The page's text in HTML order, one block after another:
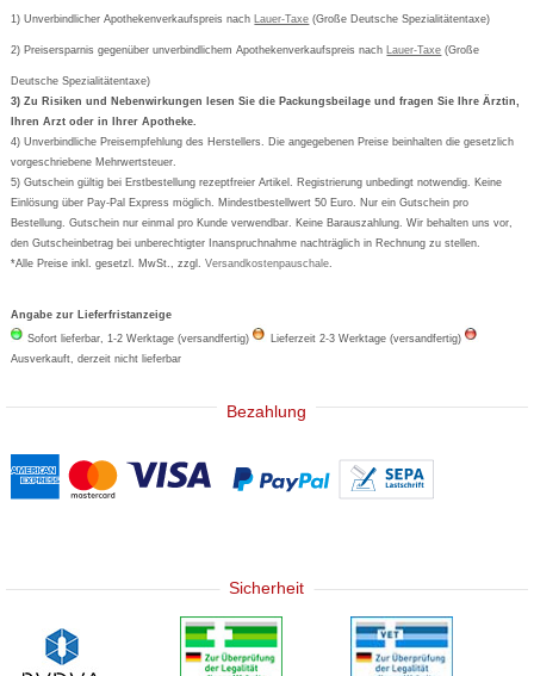
Cookie-Einstellungen
Vertrag widerrufen
Bestellschein ausfüllen
Newsletteranmeldung
Formoline
Wick
Eucerin
Basica
1) Unverbindlicher Apothekenverkaufspreis nach Lauer-Taxe (Große Deutsche Spezialitätentaxe)
2) Preisersparnis gegenüber unverbindlichem Apothekenverkaufspreis nach Lauer-Taxe (Große
Deutsche Spezialitätentaxe)
3) Zu Risiken und Nebenwirkungen lesen Sie die Packungsbeilage und fragen Sie Ihre Ärztin,
Ihren Arzt oder in Ihrer Apotheke.
4) Unverbindliche Preisempfehlung des Herstellers. Die angegebenen Preise beinhalten die gesetzlich
vorgeschriebene Mehrwertsteuer.
5) Gutschein gültig bei Erstbestellung rezeptfreier Artikel. Registrierung unbedingt notwendig. Keine
Einlösung über Pay-Pal Express möglich. Mindestbestellwert 50 Euro. Nur ein Gutschein pro
Bestellung. Gutschein nur einmal pro Kunde verwendbar. Keine Barauszahlung. Wir behalten uns vor,
den Gutscheinbetrag bei unberechtigter Inanspruchnahme nachträglich in Rechnung zu stellen.
*Alle Preise inkl. gesetzl. MwSt., zzgl.Versandkostenpauschale.
Angabe zur Lieferfristanzeige
Sofort lieferbar, 1-2 Werktage (versandfertig)
Lieferzeit 2-3 Werktage (versandfertig)
Ausverkauft, derzeit nicht lieferbar
Bezahlung
Sicherheit